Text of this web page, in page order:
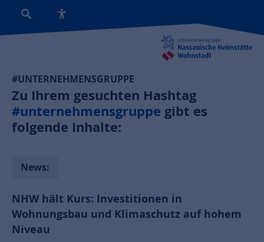
#UNTERNEHMENSGRUPPE
Zu Ihrem gesuchten Hashtag
#unternehmensgruppe gibt es
folgende Inhalte:
News:
NHW hält Kurs: Investitionen in
Wohnungsbau und Klimaschutz auf hohem
Niveau